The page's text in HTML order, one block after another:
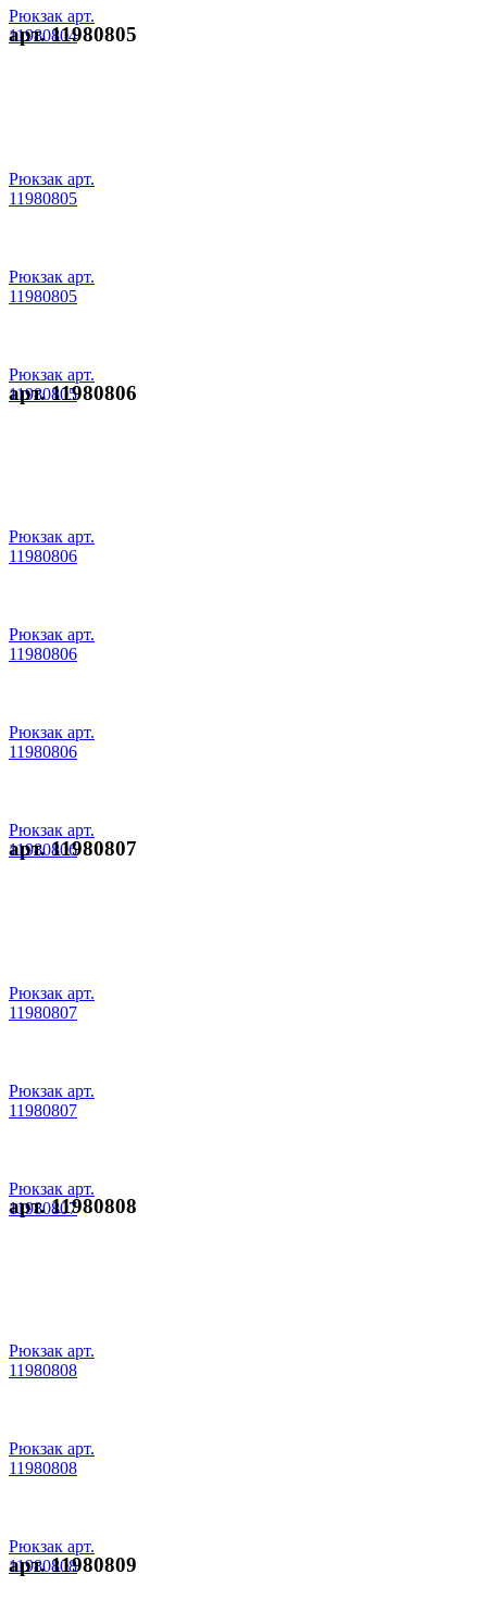
Рюкзак арт.
11980804
арт. 11980805
Рюкзак арт.
11980805
Рюкзак арт.
11980805
Рюкзак арт.
11980805
арт. 11980806
Рюкзак арт.
11980806
Рюкзак арт.
11980806
Рюкзак арт.
11980806
Рюкзак арт.
11980806
арт. 11980807
Рюкзак арт.
11980807
Рюкзак арт.
11980807
Рюкзак арт.
11980807
арт. 11980808
Рюкзак арт.
11980808
Рюкзак арт.
11980808
Рюкзак арт.
11980808
арт. 11980809